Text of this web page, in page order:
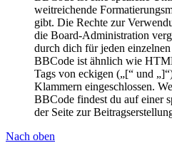
weitreichende
gibt. Die Rechte zur
die Board-Administration
durch dich für jeden
BBCode ist ähnlich wie
Tags von eckigen („[“ und
Klammern eingeschlossen.
BBCode findest du auf einer
der Seite zur
Nach oben